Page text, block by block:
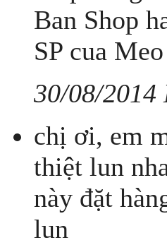
Ban Shop
SP cua
30/08/
chị ơi, em
thiệt lun
này đặt
lun